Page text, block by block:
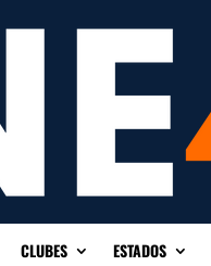
CLUBES ESTADOS